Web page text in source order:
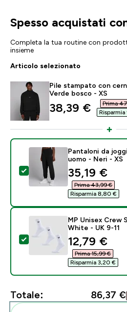
Spesso acquistati
Completa la tua routine con
insieme
Articolo selezionato
Pile stampato con
Verde bosco - XS
discounted
38,39 €‎
Prima
Seleziona questo prodotto
Pantaloni da
uomo - Neri - XS
discounted
35,19 €‎
Prima 43,99 €‎
Risparmia 8,80 €‎
Seleziona questo prodotto
MP Unisex Crew
White - UK 9-11
discounted
12,79 €‎
Prima 15,99 €‎
Risparmia 3,20 €‎
Totale: 86,37 €‎